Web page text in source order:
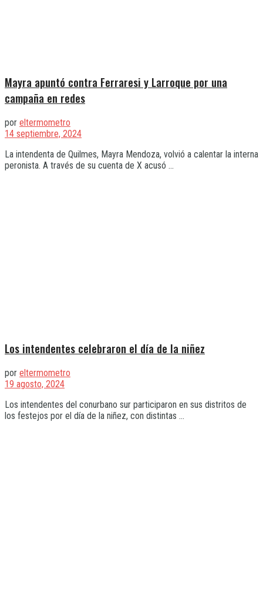
Mayra apuntó contra Ferraresi y Larroque por una
campaña en redes
por eltermometro
14 septiembre, 2024
La intendenta de Quilmes, Mayra Mendoza, volvió a calentar la interna
peronista. A través de su cuenta de X acusó ...
Los intendentes celebraron el día de la niñez
por eltermometro
19 agosto, 2024
Los intendentes del conurbano sur participaron en sus distritos de
los festejos por el día de la niñez, con distintas ...